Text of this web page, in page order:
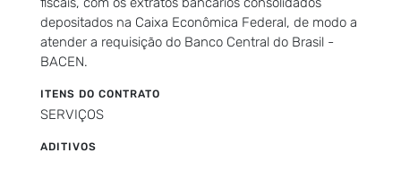
depositados na Caixa Econômica Federal, de modo a
atender a requisição do Banco Central do Brasil -
BACEN.
ITENS DO CONTRATO
SERVIÇOS
ADITIVOS